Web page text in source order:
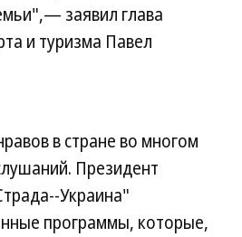
заявил глава
и туризма Павел
в стране во многом
Президент
Украина"
программы, которые,